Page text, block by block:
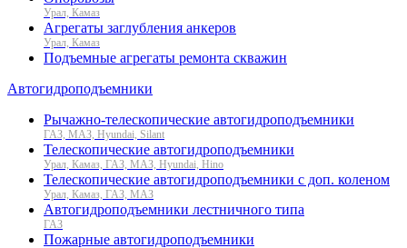
Урал, Камаз
Агрегаты заглубления анкеров
Урал, Камаз
Подъемные агрегаты ремонта скважин
Автогидроподъемники
Рычажно-телескопические автогидроподъемники
ГАЗ, МАЗ, Hyundai, Silant
Телескопические автогидроподъемники
Урал, Камаз, ГАЗ, МАЗ, Hyundai, Hino
Телескопические автогидроподъемники с доп. коленом
Урал, Камаз, ГАЗ, МАЗ
Автогидроподъемники лестничного типа
ГАЗ
Пожарные автогидроподъемники